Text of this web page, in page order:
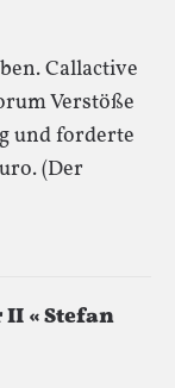
Callactive
Verstöße
und forderte
(Der
« Stefan